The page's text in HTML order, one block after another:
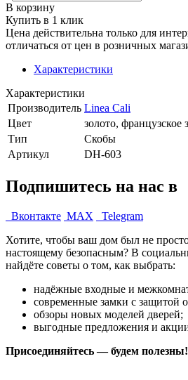
В корзину
Купить в 1 клик
Цена действительна только для
отличаться от цен в розничных
Характеристики
Характеристики
Производитель Linea Cali
Цвет
золото, французское
Тип
Скобы
Артикул
DH-603
Подпишитесь на нас в
Вконтакте MAX
Telegram
Хотите, чтобы ваш дом был не
настоящему безопасным? В
найдёте советы о том, как выбрать:
надёжные входные и
современные замки с защитой
обзоры новых моделей дверей;
выгодные предложения и
Присоединяйтесь — будем полезны!